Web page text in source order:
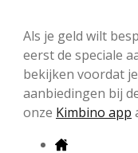
Als je geld wilt
eerst de speciale
bekijken voordat
aanbiedingen bij
onze Kimbino app